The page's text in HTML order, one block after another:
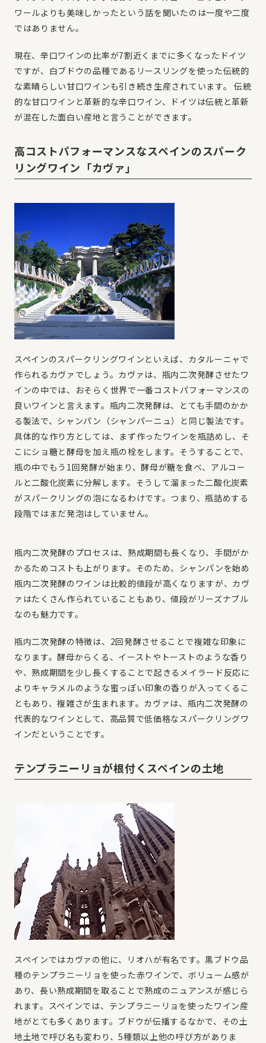
ワールよりも美味しかったという話を聞いたのは一度や二度
ではありません。
現在、辛口ワインの比率が7割近くまでに多くなったドイツ
ですが、白ブドウの品種であるリースリングを使った伝統的
な素晴らしい甘口ワインも引き続き生産されています。 伝統
的な甘口ワインと革新的な辛口ワイン、ドイツは伝統と革新
が混在した面白い産地と言うことができます。
高コストパフォーマンスなスペインのスパーク
リングワイン「カヴァ」
スペインのスパークリングワインといえば、カタルーニャで
作られるカヴァでしょう。カヴァは、瓶内二次発酵させたワ
インの中では、おそらく世界で一番コストパフォーマンスの
良いワインと言えます。瓶内二次発酵は、とても手間のかか
る製法で、シャンパン（シャンパーニュ）と同じ製法です。
具体的な作り方としては、まず作ったワインを瓶詰めし、そ
こにショ糖と酵母を加え瓶の栓をします。そうすることで、
瓶の中でもう1回発酵が始まり、酵母が糖を食べ、アルコー
ルと二酸化炭素に分解します。そうして溜まった二酸化炭素
がスパークリングの泡になるわけです。つまり、瓶詰めする
段階ではまだ発泡はしていません。
瓶内二次発酵のプロセスは、熟成期間も長くなり、手間がか
かるためコストも上がります。そのため、シャンパンを始め
瓶内二次発酵のワインは比較的値段が高くなりますが、カヴ
ァはたくさん作られていることもあり、値段がリーズナブル
なのも魅力です。
瓶内二次発酵の特徴は、2回発酵させることで複雑な印象に
なります。酵母からくる、イーストやトーストのような香り
や、熟成期間を少し長くすることで起きるメイラード反応に
よりキャラメルのような蜜っぽい印象の香りが入ってくるこ
ともあり、複雑さが生まれます。カヴァは、瓶内二次発酵の
代表的なワインとして、高品質で低価格なスパークリングワ
インだということです。
テンプラニーリョが根付くスペインの土地
スペインではカヴァの他に、リオハが有名です。黒ブドウ品
種のテンプラニーリョを使った赤ワインで、ボリューム感が
あり、長い熟成期間を取ることで熟成のニュアンスが感じら
れます。スペインでは、テンプラニーリョを使ったワイン産
地がとても多くあります。ブドウが伝播するなかで、その土
地土地で呼び名も変わり、5種類以上他の呼び方がありま